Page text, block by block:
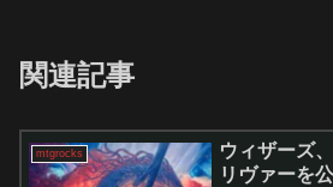
関連記事
mtgrocks
ウィザーズ
リヴァーを